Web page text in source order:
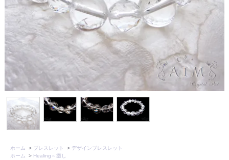
ホーム > ブレスレット > デザインブレスレット
ホーム
> Healing～癒し